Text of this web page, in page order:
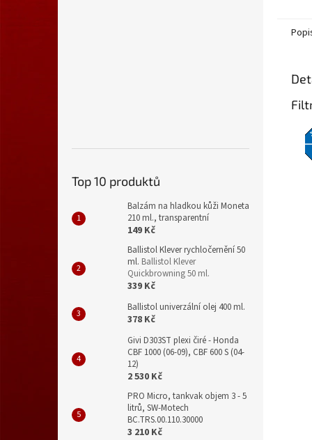
Top 10 produktů
Balzám na hladkou kůži Moneta
210 ml., transparentní
149 Kč
Ballistol Klever rychločernění 50
ml. Ballistol Klever
Quickbrowning 50 ml.
339 Kč
Ballistol univerzální olej 400 ml.
378 Kč
Givi D303ST plexi čiré - Honda
CBF 1000 (06-09), CBF 600 S (04-
12)
2 530 Kč
PRO Micro, tankvak objem 3 - 5
litrů, SW-Motech
BC.TRS.00.110.30000
3 210 Kč